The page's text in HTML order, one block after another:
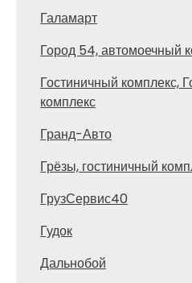
Галамарт
Город 54, автомоечный
Гостиничный комплекс,
комплекс
Гранд-Авто
Грёзы, гостиничный
ГрузСервис40
Гудок
Дальнобой